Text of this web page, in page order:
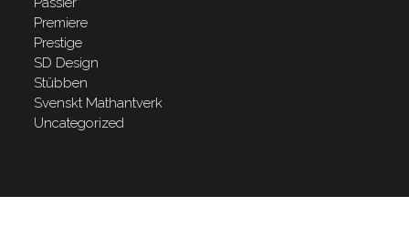
Premiere
Prestige
SD Design
Stübben
Svenskt Mathantverk
Uncategorized